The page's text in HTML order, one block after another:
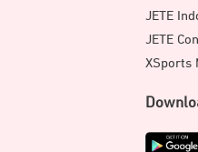
JETE
JETE
XSports